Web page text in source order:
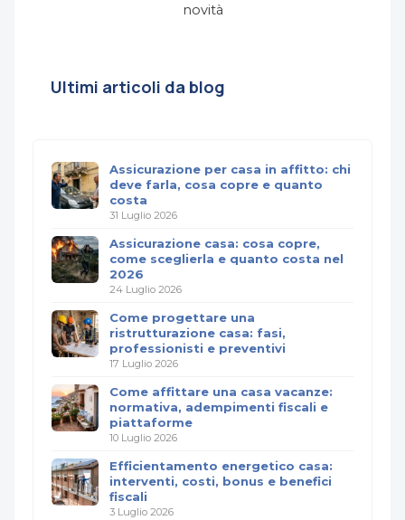
novità
Ultimi articoli da blog
Assicurazione per casa in affitto: chi
deve farla, cosa copre e quanto
costa
31 Luglio 2026
Assicurazione casa: cosa copre,
come sceglierla e quanto costa nel
2026
24 Luglio 2026
Come progettare una
ristrutturazione casa: fasi,
professionisti e preventivi
17 Luglio 2026
Come affittare una casa vacanze:
normativa, adempimenti fiscali e
piattaforme
10 Luglio 2026
Efficientamento energetico casa:
interventi, costi, bonus e benefici
fiscali
3 Luglio 2026